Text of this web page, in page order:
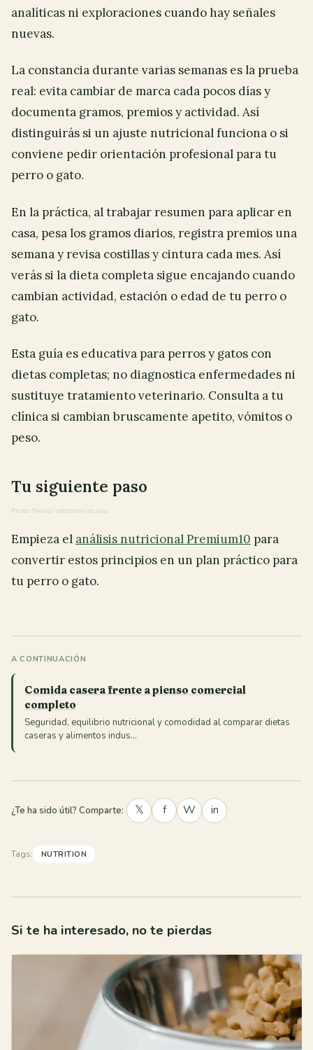
analíticas ni exploraciones cuando hay señales
nuevas.
La constancia durante varias semanas es la prueba
real: evita cambiar de marca cada pocos días y
documenta gramos, premios y actividad. Así
distinguirás si un ajuste nutricional funciona o si
conviene pedir orientación profesional para tu
perro o gato.
En la práctica, al trabajar resumen para aplicar en
casa, pesa los gramos diarios, registra premios una
semana y revisa costillas y cintura cada mes. Así
verás si la dieta completa sigue encajando cuando
cambian actividad, estación o edad de tu perro o
gato.
Esta guía es educativa para perros y gatos con
dietas completas; no diagnostica enfermedades ni
sustituye tratamiento veterinario. Consulta a tu
clínica si cambian bruscamente apetito, vómitos o
peso.
Tu siguiente paso
Photo: Pexels / cottonbro studio
Empieza el análisis nutricional Premium10 para
convertir estos principios en un plan práctico para
tu perro o gato.
A CONTINUACIÓN
Comida casera frente a pienso comercial
completo
Seguridad, equilibrio nutricional y comodidad al comparar dietas
caseras y alimentos indus…
¿Te ha sido útil? Comparte: 𝕏 f W in
Tags: NUTRITION
Si te ha interesado, no te pierdas